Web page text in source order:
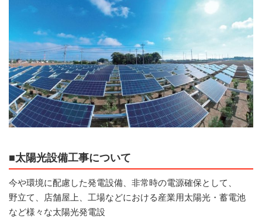
■太陽光設備工事について
今や環境に配慮した発電設備、非常時の電源確保として、
野立て、店舗屋上、工場などにおける産業用太陽光・蓄電池
など様々な太陽光発電設